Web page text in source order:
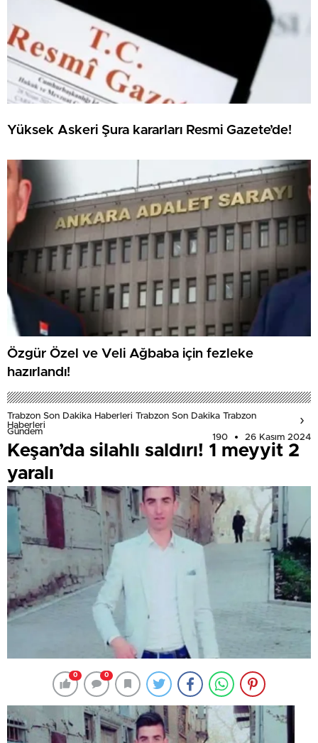
Yüksek Askeri Şura kararları Resmi Gazete’de!
Özgür Özel ve Veli Ağbaba için fezleke
hazırlandı!
Trabzon Son Dakika Haberleri Trabzon Son Dakika Trabzon
Haberleri
Gündem
190 26 Kasım 2024
Keşan’da silahlı saldırı! 1 meyyit 2
yaralı
0 0